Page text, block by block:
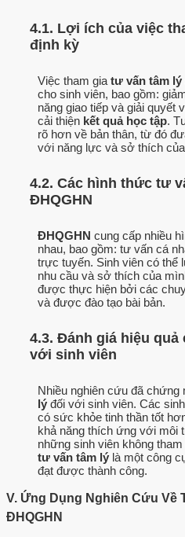
4.1. Lợi ích của việc
định kỳ
Việc tham gia tư vấn tâm lý
cho sinh viên, bao gồm:
năng giao tiếp và giải
cải thiện kết quả học tập.
rõ hơn về bản thân, từ đó
với năng lực và sở thích
4.2. Các hình thức tư
ĐHQGHN
ĐHQGHN cung cấp nhiều
nhau, bao gồm: tư vấn cá
trực tuyến. Sinh viên có
nhu cầu và sở thích của
được thực hiện bởi các
và được đào tạo bài bản.
4.3. Đánh giá hiệu
với sinh viên
Nhiều nghiên cứu đã chứng
lý đối với sinh viên. Các
có sức khỏe tinh thần tốt
khả năng thích ứng với môi
những sinh viên không
tư vấn tâm lý là một công
đạt được thành công.
V. Ứng Dụng Nghiên Cứu Về
ĐHQGHN